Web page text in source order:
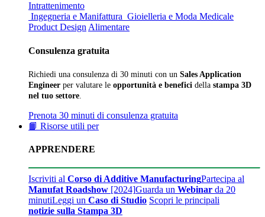
Intrattenimento
Ingegneria e Manifattura Gioielleria e Moda Medicale
Product Design Alimentare
Consulenza gratuita
Richiedi una consulenza di 30 minuti con un Sales Application
Engineer per valutare le opportunità e benefici della stampa 3D
nel tuo settore
Prenota 30 minuti di consulenza gratuita
📙 Risorse utili per
APPRENDERE
Iscriviti al Corso di Additive ManufacturingPartecipa al
Manufat Roadshow [2024]Guarda un Webinar da 20
minutiLeggi un Caso di Studio Scopri le principali
notizie sulla Stampa 3D